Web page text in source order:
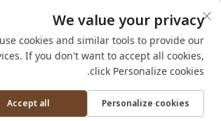
الطبقة الأساسية
We value your privacy
cookies and similar tools to provide our
If you don't want to accept all cookies,
click Personalize cookies.
Personalize cookies
Accept all